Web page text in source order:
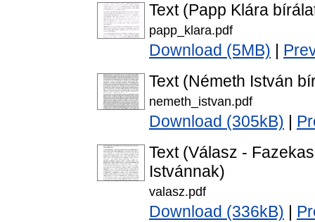
Text (Papp Klára
papp_klara.pdf
Download (5MB)
Text (Németh István
nemeth_istvan.pdf
Download (305kB)
Text (Válasz -
Istvánnak)
valasz.pdf
Download (336kB)